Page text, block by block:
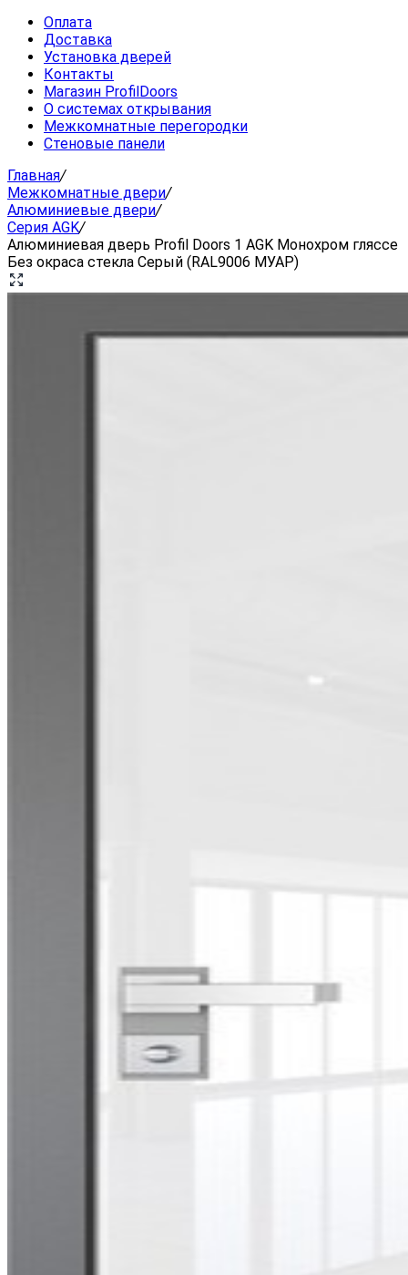
Оплата
Доставка
Установка дверей
Контакты
Магазин ProfilDoors
О системах открывания
Межкомнатные перегородки
Стеновые панели
Главная/
Межкомнатные двери/
Алюминиевые двери/
Серия AGK/
Алюминиевая дверь Profil Doors 1 AGK Монохром гляссе
Без окраса стекла Серый (RAL9006 МУАР)